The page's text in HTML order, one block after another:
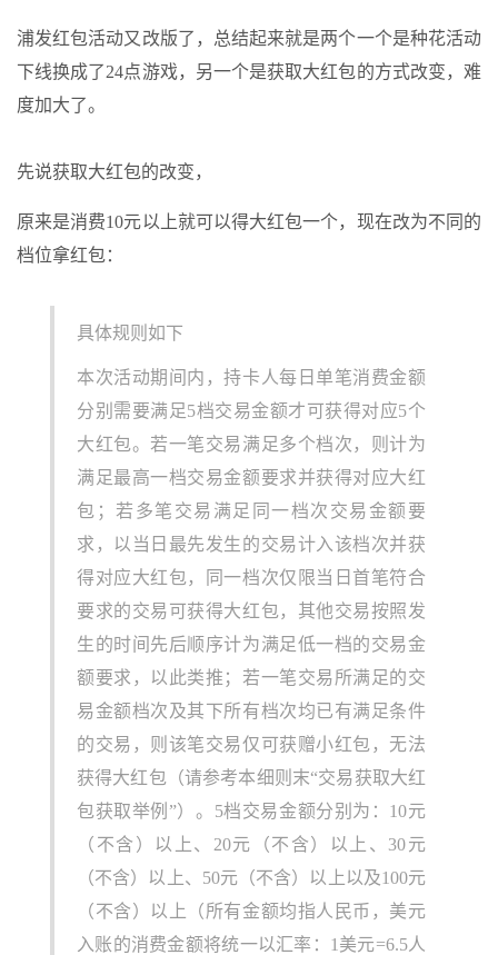
浦发红包活动又改版了，总结起来就是两个一个是种花活动
下线换成了24点游戏，另一个是获取大红包的方式改变，难
度加大了。
先说获取大红包的改变，
原来是消费10元以上就可以得大红包一个，现在改为不同的
档位拿红包：
具体规则如下
本次活动期间内，持卡人每日单笔消费金额
分别需要满足5档交易金额才可获得对应5个
大红包。若一笔交易满足多个档次，则计为
满足最高一档交易金额要求并获得对应大红
包；若多笔交易满足同一档次交易金额要
求，以当日最先发生的交易计入该档次并获
得对应大红包，同一档次仅限当日首笔符合
要求的交易可获得大红包，其他交易按照发
生的时间先后顺序计为满足低一档的交易金
额要求，以此类推；若一笔交易所满足的交
易金额档次及其下所有档次均已有满足条件
的交易，则该笔交易仅可获赠小红包，无法
获得大红包（请参考本细则末“交易获取大红
包获取举例”）。5档交易金额分别为：10元
（不含）以上、20元（不含）以上、30元
（不含）以上、50元（不含）以上以及100元
（不含）以上（所有金额均指人民币，美元
入账的消费金额将统一以汇率：1美元=6.5人